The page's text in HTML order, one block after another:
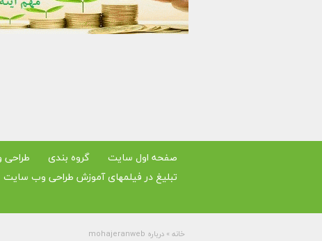
صفحه اول سایت گروه بندی
تبلیغ در فیلمهای آموزش طراحی وب سایت
خانه » درباره mohajeranweb